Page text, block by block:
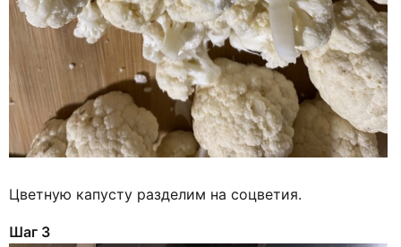
Цветную капусту разделим на соцветия.
Шаг 3